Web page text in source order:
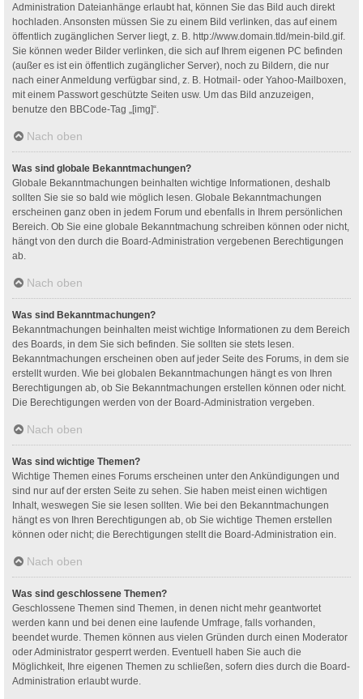
Administration Dateianhänge erlaubt hat, können Sie das Bild auch direkt
hochladen. Ansonsten müssen Sie zu einem Bild verlinken, das auf einem
öffentlich zugänglichen Server liegt, z. B. http://www.domain.tld/mein-bild.gif.
Sie können weder Bilder verlinken, die sich auf Ihrem eigenen PC befinden
(außer es ist ein öffentlich zugänglicher Server), noch zu Bildern, die nur
nach einer Anmeldung verfügbar sind, z. B. Hotmail- oder Yahoo-Mailboxen,
mit einem Passwort geschützte Seiten usw. Um das Bild anzuzeigen,
benutze den BBCode-Tag „[img]“.
Nach oben
Was sind globale Bekanntmachungen?
Globale Bekanntmachungen beinhalten wichtige Informationen, deshalb
sollten Sie sie so bald wie möglich lesen. Globale Bekanntmachungen
erscheinen ganz oben in jedem Forum und ebenfalls in Ihrem persönlichen
Bereich. Ob Sie eine globale Bekanntmachung schreiben können oder nicht,
hängt von den durch die Board-Administration vergebenen Berechtigungen
ab.
Nach oben
Was sind Bekanntmachungen?
Bekanntmachungen beinhalten meist wichtige Informationen zu dem Bereich
des Boards, in dem Sie sich befinden. Sie sollten sie stets lesen.
Bekanntmachungen erscheinen oben auf jeder Seite des Forums, in dem sie
erstellt wurden. Wie bei globalen Bekanntmachungen hängt es von Ihren
Berechtigungen ab, ob Sie Bekanntmachungen erstellen können oder nicht.
Die Berechtigungen werden von der Board-Administration vergeben.
Nach oben
Was sind wichtige Themen?
Wichtige Themen eines Forums erscheinen unter den Ankündigungen und
sind nur auf der ersten Seite zu sehen. Sie haben meist einen wichtigen
Inhalt, weswegen Sie sie lesen sollten. Wie bei den Bekanntmachungen
hängt es von Ihren Berechtigungen ab, ob Sie wichtige Themen erstellen
können oder nicht; die Berechtigungen stellt die Board-Administration ein.
Nach oben
Was sind geschlossene Themen?
Geschlossene Themen sind Themen, in denen nicht mehr geantwortet
werden kann und bei denen eine laufende Umfrage, falls vorhanden,
beendet wurde. Themen können aus vielen Gründen durch einen Moderator
oder Administrator gesperrt werden. Eventuell haben Sie auch die
Möglichkeit, Ihre eigenen Themen zu schließen, sofern dies durch die Board-
Administration erlaubt wurde.